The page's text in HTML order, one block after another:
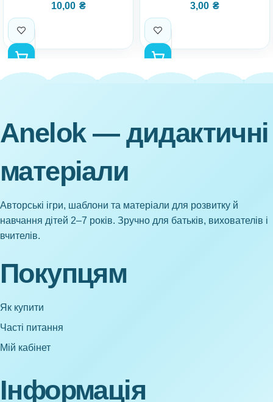
10,00 ₴ 3,00 ₴
Anelok — дидактичні
матеріали
Авторські ігри, шаблони та матеріали для розвитку й
навчання дітей 2–7 років. Зручно для батьків, вихователів і
вчителів.
Покупцям
Як купити
Часті питання
Мій кабінет
Інформація